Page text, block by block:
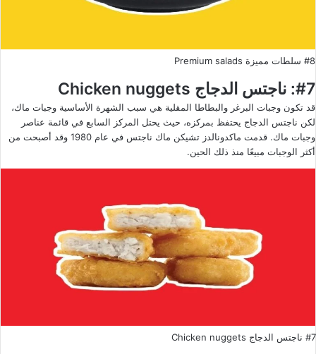
#8 سلطات مميزة Premium salads
#7: ناجتس الدجاج Chicken nuggets
قد تكون وجبات البرغر والبطاطا المقلية هي سبب الشهرة الأساسية وجبات ماك،
لكن ناجتس الدجاج يحتفظ بمركزه، حيث يحتل المركز السابع في قائمة عناصر
وجبات ماك. قدمت ماكدونالدز تشيكن ماك ناجتس في عام 1980 وقد أصبحت من
أكثر الوجبات مبيعًا منذ ذلك الحين.
#7 ناجتس الدجاج Chicken nuggets